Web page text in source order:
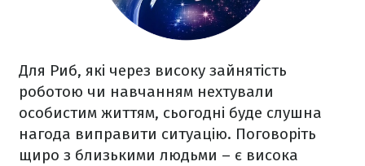
Для Риб, які через високу зайнятість
роботою чи навчанням нехтували
особистим життям, сьогодні буде слушна
нагода виправити ситуацію. Поговоріть
щиро з близькими людьми – є висока